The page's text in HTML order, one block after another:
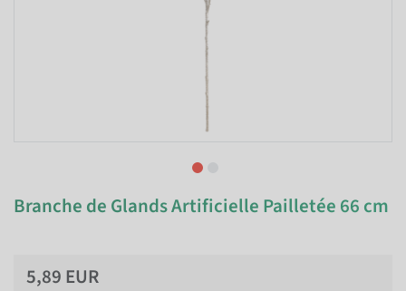
Branche de Glands Artificielle Pailletée 66 cm
5,89 EUR